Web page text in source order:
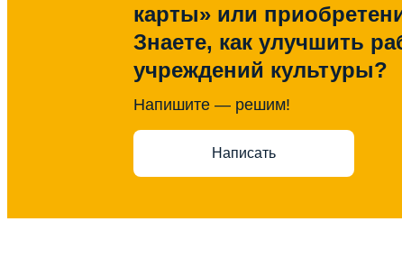
карты» или
Знаете, как улучшить
учреждений культуры?
Напишите — решим!
Написать